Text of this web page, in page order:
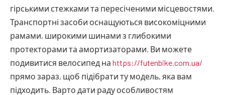
гірськими стежками та пересіченими місцевостями.
Транспортні засоби оснащуються високоміцними
рамами, широкими шинами з глибокими
протекторами та амортизаторами. Ви можете
подивитися велосипед на https://futenbike.com.ua/
прямо зараз, щоб підібрати ту модель, яка вам
підходить. Варто дати раду особливостям